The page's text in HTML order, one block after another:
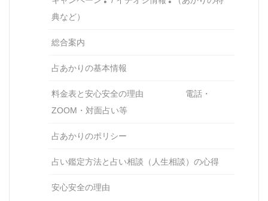
典など）
総合案内
占あかりの基本情報
料金表と安心安全の理由 電話・
ZOOM・対面占い等
占あかりのポリシー
占い鑑定方法と占い相談（人生相談）の心得
安心安全の理由